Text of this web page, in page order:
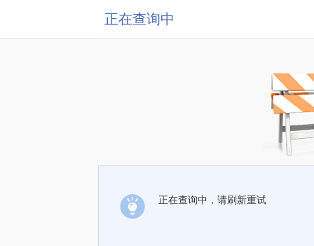
正在查询中
正在查询中，请刷新重试